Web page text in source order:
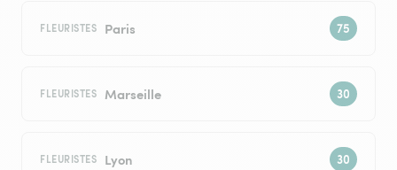
FLEURISTES Paris
FLEURISTES Marseille
FLEURISTES Lyon